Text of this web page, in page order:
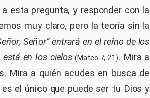
esta pregunta, y responder con la
muy claro, pero la teoría sin la
Señor” entrará en el reino de los
en los cielos (Mateo 7, 21). Mira a
Mira a quién acudes en busca de
el único que puede ser tu Dios y